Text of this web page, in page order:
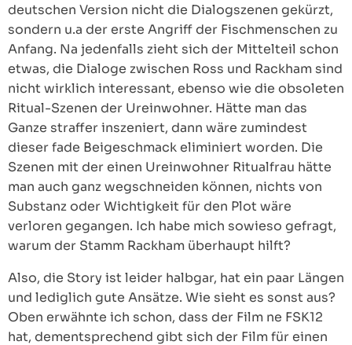
deutschen Version nicht die Dialogszenen gekürzt,
sondern u.a der erste Angriff der Fischmenschen zu
Anfang. Na jedenfalls zieht sich der Mittelteil schon
etwas, die Dialoge zwischen Ross und Rackham sind
nicht wirklich interessant, ebenso wie die obsoleten
Ritual-Szenen der Ureinwohner. Hätte man das
Ganze straffer inszeniert, dann wäre zumindest
dieser fade Beigeschmack eliminiert worden. Die
Szenen mit der einen Ureinwohner Ritualfrau hätte
man auch ganz wegschneiden können, nichts von
Substanz oder Wichtigkeit für den Plot wäre
verloren gegangen. Ich habe mich sowieso gefragt,
warum der Stamm Rackham überhaupt hilft?
Also, die Story ist leider halbgar, hat ein paar Längen
und lediglich gute Ansätze. Wie sieht es sonst aus?
Oben erwähnte ich schon, dass der Film ne FSK12
hat, dementsprechend gibt sich der Film für einen